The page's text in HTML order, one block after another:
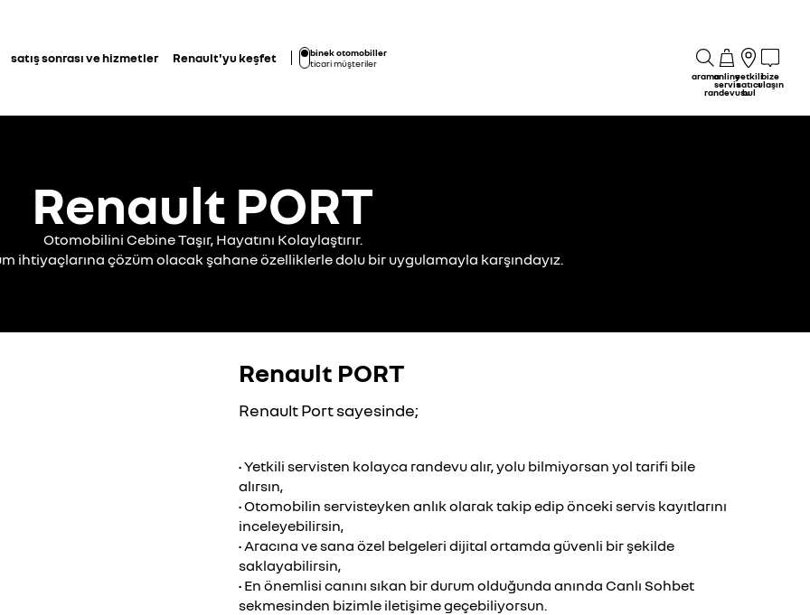
satış sonrası ve hizmetler Renault'yu keşfet
binek otomobiller
ticari müşteriler
aramaonline
servis
randevusu
yetkili
satıcı
bul
bize
ulaşın
Renault PORT
Otomobilini Cebine Taşır, Hayatını Kolaylaştırır.
ihtiyaçlarına çözüm olacak şahane özelliklerle dolu bir uygulamayla karşındayız.
Renault PORT
Renault Port sayesinde;
• Yetkili servisten kolayca randevu alır, yolu bilmiyorsan yol tarifi bile
alırsın,
• Otomobilin servisteyken anlık olarak takip edip önceki servis kayıtlarını
inceleyebilirsin,
• Aracına ve sana özel belgeleri dijital ortamda güvenli bir şekilde
saklayabilirsin,
• En önemlisi canını sıkan bir durum olduğunda anında Canlı Sohbet
sekmesinden bizimle iletişime geçebiliyorsun.